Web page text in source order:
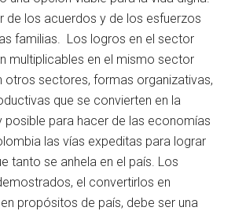
de los acuerdos y de los esfuerzos
familias. Los logros en el sector
multiplicables en el mismo sector
otros sectores, formas organizativas,
que se convierten en la
posible para hacer de las economías
las vías expeditas para lograr
tanto se anhela en el país. Los
el convertirlos en
propósitos de país, debe ser una